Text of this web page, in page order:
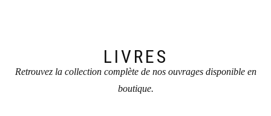
LIVRES
Retrouvez la collection complète de nos ouvrages disponible en
boutique.